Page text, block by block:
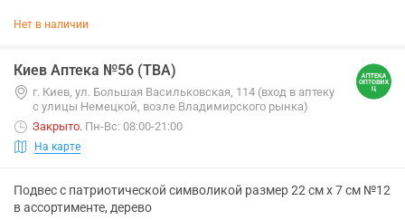
Нет в наличии
Киев Аптека №56 (ТВА)
г. Киев, ул. Большая Васильковская, 114 (вход в аптеку
с улицы Немецкой, возле Владимирского рынка)
Закрыто. Пн-Вс: 08:00-21:00
На карте
Подвес с патриотической символикой размер 22 см х 7 см №12
в ассортименте, дерево